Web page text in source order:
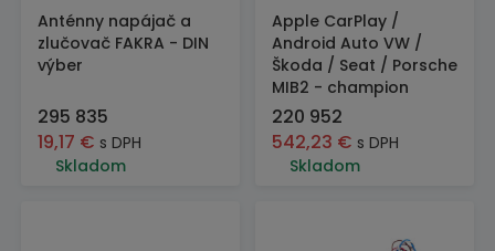
Anténny napájač a
zlučovač FAKRA - DIN
výber
295 835
19,17 € s DPH
Skladom
Apple CarPlay /
Android Auto VW /
Škoda / Seat / Porsche
MIB2 - champion
220 952
542,23 € s DPH
Skladom